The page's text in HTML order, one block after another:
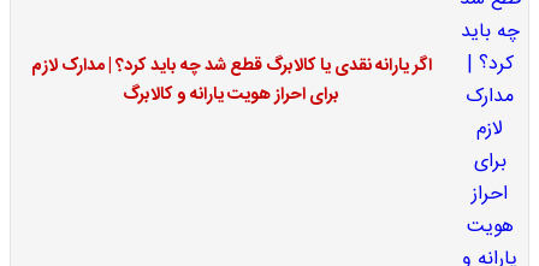
اگر یارانه نقدی یا کالابرگ قطع شد چه باید کرد؟ | مدارک لازم
برای احراز هویت یارانه و کالابرگ